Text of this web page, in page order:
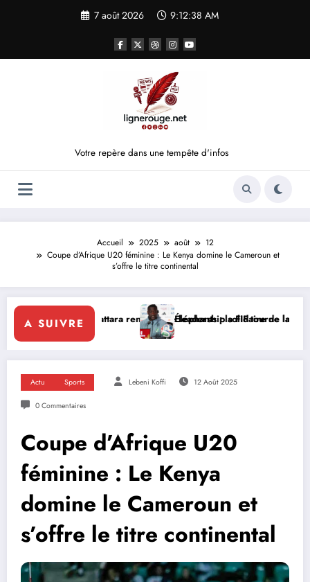
7 août 2026 9:12:38 AM
Votre repère dans une tempête d'infos
Accueil 2025 août
12
Coupe d’Afrique U20 féminine : Le Kenya domine le Cameroun et
s’offre le titre continental
A SUIVRE
renforce le leadership solidaire de la Côte d’Ivoire en
Éléphants : la FIF tourne la page Emerse Faé
Actu Sports Lebeni Koffi 12 Août 2025
0 Commentaires
Coupe d’Afrique U20
féminine : Le Kenya
domine le Cameroun et
s’offre le titre continental